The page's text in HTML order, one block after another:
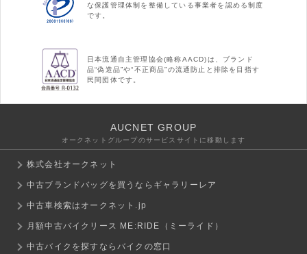
な保護管理体制を整備している事業者を認める制度
です。
日本流通自主管理協会(略称AACD)は、ブランド
品“偽造品”や“不正商品”の流通防止と排除を目指す
民間団体です。
AUCNET GROUP
オークネットグループのサービスサイトに移動します
株式会社オークネット
中古ブランドバッグを買うならギャラリーレア
中古車検索はオークネット.jp
月額中古バイクリース ME:RIDE（ミーライド）
中古バイクを探すならバイクの窓口